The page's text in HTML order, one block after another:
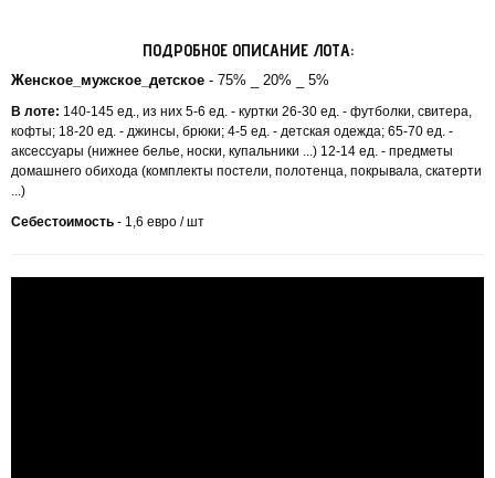
ПОДРОБНОЕ ОПИСАНИЕ ЛОТА:
Женское_мужское_детское - 75% _ 20% _ 5%
В лоте: 140-145 ед., из них 5-6 ед. - куртки 26-30 ед. - футболки, свитера,
кофты; 18-20 ед. - джинсы, брюки; 4-5 ед. - детская одежда; 65-70 ед. -
аксессуары (нижнее белье, носки, купальники ...) 12-14 ед. - предметы
домашнего обихода (комплекты постели, полотенца, покрывала, скатерти
...)
Себестоимость - 1,6 евро / шт